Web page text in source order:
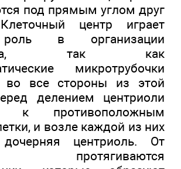
под прямым углом друг
центр играет
в организации
так как
микротрубочки
во все стороны из этой
делением центриоли
к противоположным
и возле каждой из них
дочерняя центриоль. От
протягиваются